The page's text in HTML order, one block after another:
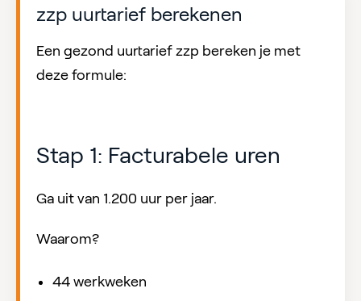
zzp uurtarief berekenen
Een gezond uurtarief zzp bereken je met
deze formule:
Stap 1: Facturabele uren
Ga uit van 1.200 uur per jaar.
Waarom?
44 werkweken